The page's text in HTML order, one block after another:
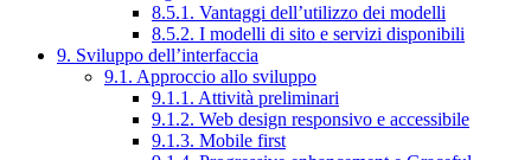
8.5.1. Vantaggi dell’utilizzo dei modelli
8.5.2. I modelli di sito e servizi disponibili
9. Sviluppo dell’interfaccia
9.1. Approccio allo sviluppo
9.1.1. Attività preliminari
9.1.2. Web design responsivo e accessibile
9.1.3. Mobile first